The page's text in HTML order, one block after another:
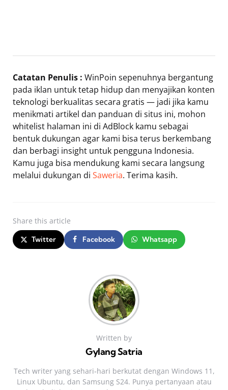
Catatan Penulis : WinPoin sepenuhnya bergantung
pada iklan untuk tetap hidup dan menyajikan konten
teknologi berkualitas secara gratis — jadi jika kamu
menikmati artikel dan panduan di situs ini, mohon
whitelist halaman ini di AdBlock kamu sebagai
bentuk dukungan agar kami bisa terus berkembang
dan berbagi insight untuk pengguna Indonesia.
Kamu juga bisa mendukung kami secara langsung
melalui dukungan di Saweria. Terima kasih.
Share this article
Twitter Facebook Whatsapp
Written by
Gylang Satria
Tech writer yang sehari‑hari berkutat dengan Windows 11,
Linux Ubuntu, dan Samsung S24. Punya pertanyaan atau